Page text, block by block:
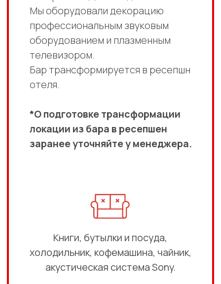
К этой декорации дополнительно
в аренду можно взять костюм
ковбоя.